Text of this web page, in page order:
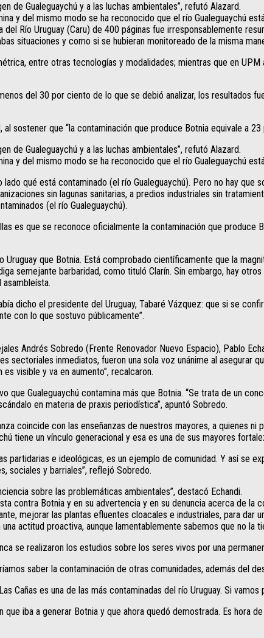
de Gualeguaychú y a las luchas ambientales”, refutó Alazard.
y del mismo modo se ha reconocido que el río Gualeguaychú
Río Uruguay (Caru) de 400 páginas fue irresponsablemente
situaciones y como si se hubieran monitoreado de la misma
entre otras tecnologías y modalidades; mientras que en
del 30 por ciento de lo que se debió analizar, los resultados
sostener que “la contaminación que produce Botnia equivale a
de Gualeguaychú y a las luchas ambientales”, refutó Alazard.
y del mismo modo se ha reconocido que el río Gualeguaychú
qué está contaminado (el río Gualeguaychú). Pero no hay
sin lagunas sanitarias, a predios industriales sin
(el río Gualeguaychú).
es que se reconoce oficialmente la contaminación que
Uruguay que Botnia. Está comprobado científicamente que la
semejante barbaridad, como tituló Clarín. Sin embargo, hay
asambleísta.
dicho el presidente del Uruguay, Tabaré Vázquez: que si se
con lo que sostuvo públicamente”.
Andrés Sobredo (Frente Renovador Nuevo Espacio), Pablo
sectoriales inmediatos, fueron una sola voz unánime al asegurar
visible y va en aumento”, recalcaron.
Gualeguaychú contamina más que Botnia. “Se trata de un
en materia de praxis periodística”, apuntó Sobredo.
coincide con las enseñanzas de nuestros mayores, a quienes
tiene un vínculo generacional y esa es una de sus mayores
partidarias e ideológicas, es un ejemplo de comunidad. Y así se
sociales y barriales”, reflejó Sobredo.
sobre las problemáticas ambientales”, destacó Echandi.
contra Botnia y en su advertencia y en su denuncia acerca de la
mejorar las plantas efluentes cloacales e industriales, para dar
actitud proactiva, aunque lamentablemente sabemos que no la
se realizaron los estudios sobre los seres vivos por una
saber la contaminación de otras comunidades, además del
Cañas es una de las más contaminadas del río Uruguay. Si
iba a generar Botnia y que ahora quedó demostrada. Es hora